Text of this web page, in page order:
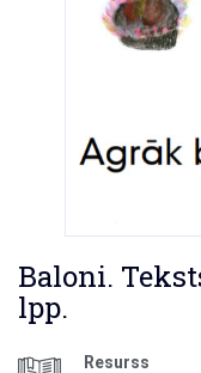
Baloni.
lpp.
Resurss